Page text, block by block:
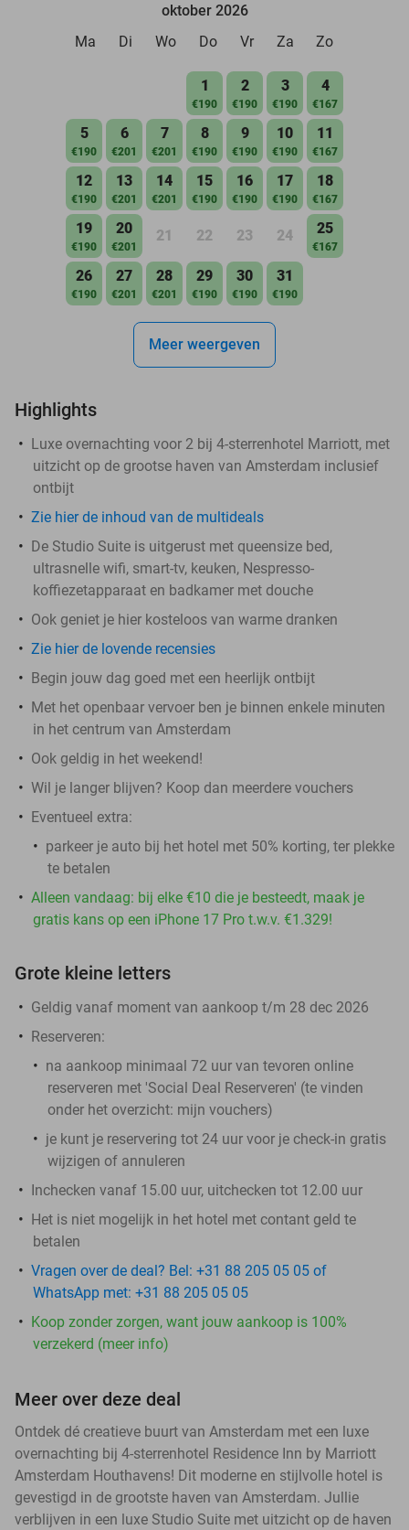
oktober 2026
Ma
Di Wo Do Vr Za Zo
1
€190
2
€190
3
€190
4
€167
5
€190
6
€201
7
€201
8
€190
9
€190
10
€190
11
€167
12
€190
13
€201
14
€201
15
€190
16
€190
17
€190
18
€167
19
€190
20
€201
21 22 23 24 25
€167
26
€190
27
€201
28
€201
29
€190
30
€190
31
€190
Meer weergeven
Highlights
Luxe overnachting voor 2 bij 4-sterrenhotel Marriott, met
uitzicht op de grootse haven van Amsterdam inclusief
ontbijt
Zie hier de inhoud van de multideals
De Studio Suite is uitgerust met queensize bed,
ultrasnelle wifi, smart-tv, keuken, Nespresso-
koffiezetapparaat en badkamer met douche
Ook geniet je hier kosteloos van warme dranken
Zie hier de lovende recensies
Begin jouw dag goed met een heerlijk ontbijt
Met het openbaar vervoer ben je binnen enkele minuten
in het centrum van Amsterdam
Ook geldig in het weekend!
Wil je langer blijven? Koop dan meerdere vouchers
Eventueel extra:
parkeer je auto bij het hotel met 50% korting, ter plekke
te betalen
Alleen vandaag: bij elke €10 die je besteedt, maak je
gratis kans op een iPhone 17 Pro t.w.v. €1.329!
Grote kleine letters
Geldig vanaf moment van aankoop t/m 28 dec 2026
Reserveren:
na aankoop minimaal 72 uur van tevoren online
reserveren met 'Social Deal Reserveren' (te vinden
onder het overzicht: mijn vouchers)
je kunt je reservering tot 24 uur voor je check-in gratis
wijzigen of annuleren
Inchecken vanaf 15.00 uur, uitchecken tot 12.00 uur
Het is niet mogelijk in het hotel met contant geld te
betalen
Vragen over de deal? Bel: +31 88 205 05 05 of
WhatsApp met: +31 88 205 05 05
Koop zonder zorgen, want jouw aankoop is 100%
verzekerd (meer info)
Meer over deze deal
Ontdek dé creatieve buurt van Amsterdam met een luxe
overnachting bij 4-sterrenhotel Residence Inn by Marriott
Amsterdam Houthavens! Dit moderne en stijlvolle hotel is
gevestigd in de grootste haven van Amsterdam. Jullie
verblijven in een luxe Studio Suite met uitzicht op de haven